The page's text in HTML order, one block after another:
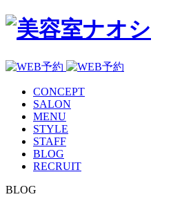
CONCEPT
SALON
MENU
STYLE
STAFF
BLOG
RECRUIT
BLOG